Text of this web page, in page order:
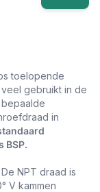
toelopende
gebruikt in de
in
BSP.
NPT draad is
V kammen